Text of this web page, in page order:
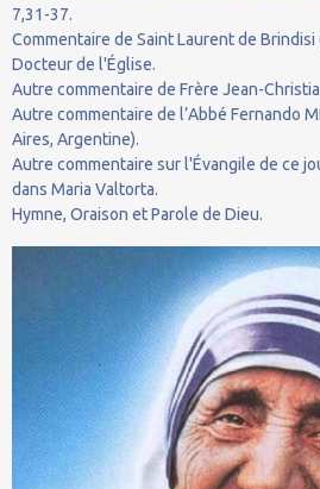
7,31-37.
Commentaire de Saint Laurent de
Docteur de l'Église.
Autre commentaire de Frère Jean-
Autre commentaire de l’Abbé Fernando
Aires, Argentine).
Autre commentaire sur l'Évangile de ce
dans Maria Valtorta.
Hymne, Oraison et Parole de Dieu.